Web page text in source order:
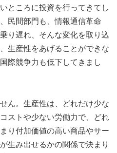
ところに投資を行ってきてし
民間部門も、情報通信革命
り遅れ、そんな変化を取り込
生産性をあげることができな
際競争力も低下してきまし
ん。生産性は、どれだけ少な
ストや少ない労働力で、どれ
り付加価値の高い商品やサー
生み出せるかの関係で決まり